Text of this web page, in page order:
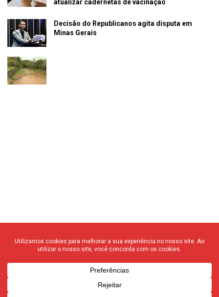
atualizar cadernetas de vacinação
Decisão do Republicanos agita disputa em
Minas Gerais
© 2020 F3 Notícias – Todos os direitos reservados